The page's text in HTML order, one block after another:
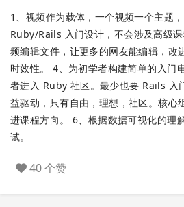
1、视频作为载体，一个视频一个主题
Ruby/Rails 入门设计，不会涉及高级
频编辑文件，让更多的网友能编辑，改
时效性。 4、为初学者构建简单的入门
者进入 Ruby 社区。最少也要 Rails 入
益驱动，只有自由，理想，社区。核心
进课程方向。 6、根据数据可视化的理
试。
40 个赞